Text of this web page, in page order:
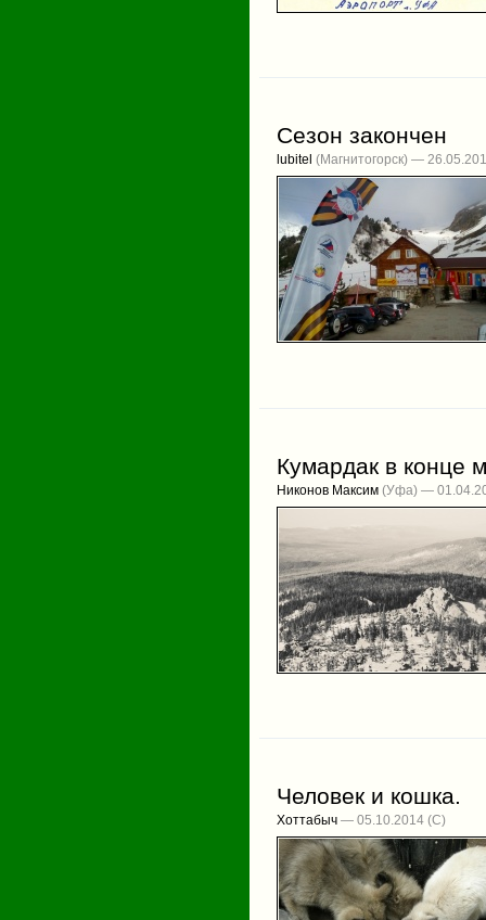
Сезон закончен
lubitel (Магнитогорск) —
Кумардак в конце
Никонов Максим (Уфа) —
Человек и кошка.
Хоттабыч — 05.10.2014